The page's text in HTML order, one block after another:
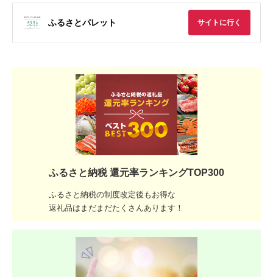
ふるさとパレット サイトに行く
ふるさと納税 還元率ランキングTOP300
ふるさと納税の制度改定後もお得な
返礼品はまだまだたくさんあります！